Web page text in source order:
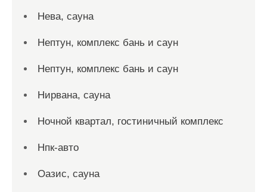
Нева, сауна
Нептун, комплекс бань и саун
Нептун, комплекс бань и саун
Нирвана, сауна
Ночной квартал, гостиничный комплекс
Нпк-авто
Оазис, сауна